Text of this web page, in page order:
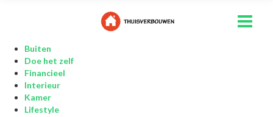
Buiten
Doe het zelf
Financieel
Interieur
Kamer
Lifestyle